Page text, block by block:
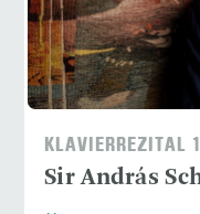
KLAVIERREZITAL
Sir András